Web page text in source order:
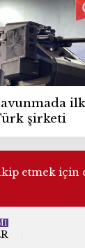
ilk
şirketi
etmek için